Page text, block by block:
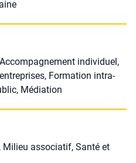
individuel,
Formation intra-
Médiation
Milieu associatif, Santé et